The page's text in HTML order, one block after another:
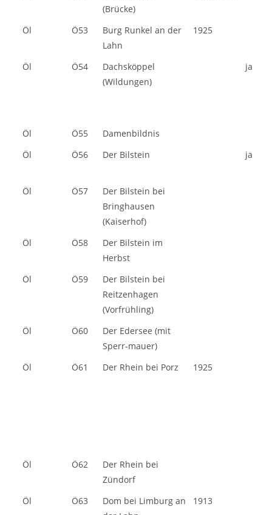
(Brücke)
Öl Ö53
Burg Runkel an der
Lahn
1925
Öl Ö54
Dachsköppel
(Wildungen)
ja
Öl Ö55
Damenbildnis
Öl
Ö56 Der Bilstein ja
Öl Ö57
Der Bilstein bei
Bringhausen
(Kaiserhof)
Öl
Ö58
Der Bilstein im
Herbst
Öl
Ö59
Der Bilstein bei
Reitzenhagen
(Vorfrühling)
Öl
Ö60
Der Edersee (mit
Sperr-mauer)
Öl
Ö61 Der Rhein bei Porz 1925
Öl Ö62
Der Rhein bei
Zündorf
Öl
Ö63
Dom bei Limburg an
1913